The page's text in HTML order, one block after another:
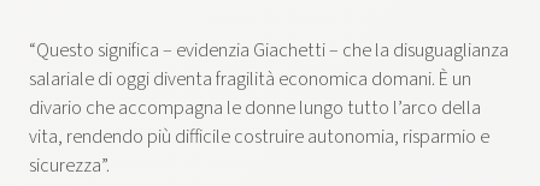
“Questo significa – evidenzia Giachetti – che la disuguaglianza
salariale di oggi diventa fragilità economica domani. È un
divario che accompagna le donne lungo tutto l’arco della
vita, rendendo più difficile costruire autonomia, risparmio e
sicurezza”.